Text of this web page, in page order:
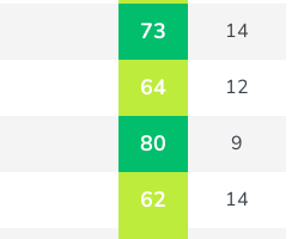
73 14
64 12
80 9
62 14